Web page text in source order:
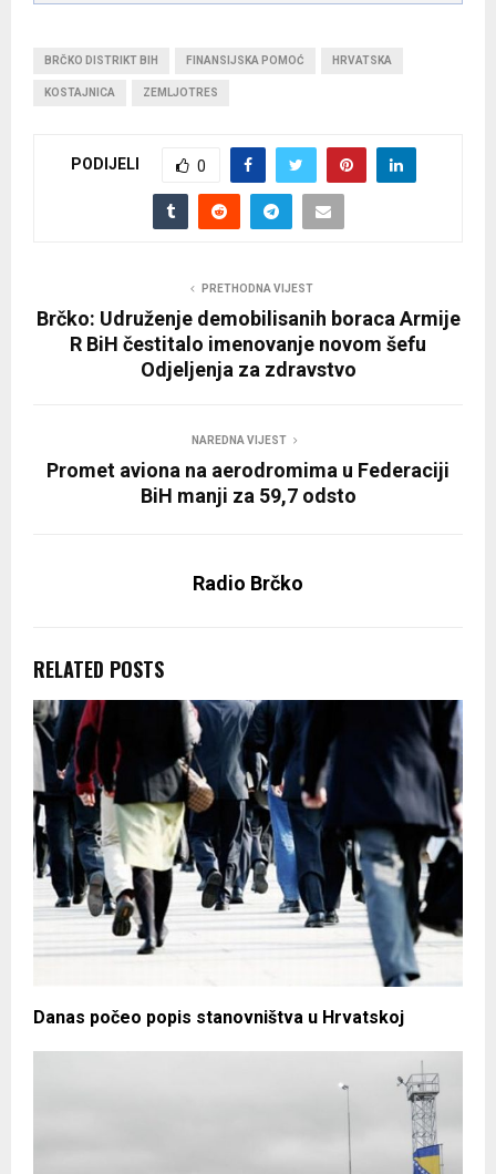
BRČKO DISTRIKT BIH FINANSIJSKA POMOĆ HRVATSKA
KOSTAJNICA ZEMLJOTRES
PODIJELI 0
PRETHODNA VIJEST
Brčko: Udruženje demobilisanih boraca Armije
R BiH čestitalo imenovanje novom šefu
Odjeljenja za zdravstvo
NAREDNA VIJEST
Promet aviona na aerodromima u Federaciji
BiH manji za 59,7 odsto
Radio Brčko
RELATED POSTS
Danas počeo popis stanovništva u Hrvatskoj